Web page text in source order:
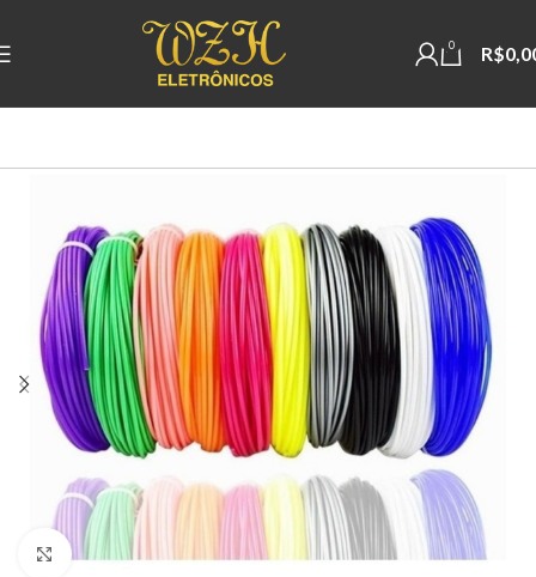
0 R$
Clique para ampliar